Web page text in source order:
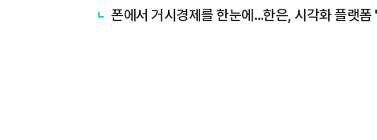
폰에서 거시경제를 한눈에…한은, 시각화 플랫폼